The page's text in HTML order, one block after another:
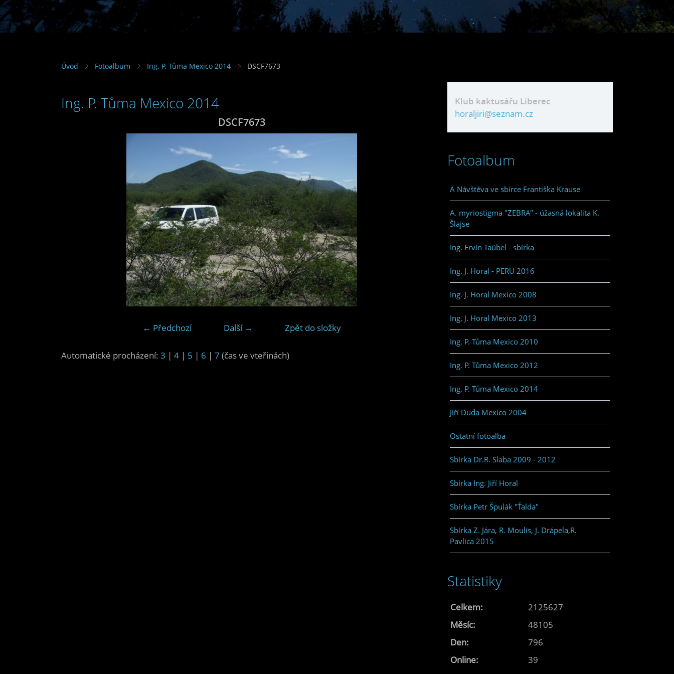
Úvod Fotoalbum Ing. P. Tůma Mexico 2014 DSCF7673
Ing. P. Tůma Mexico 2014
DSCF7673
← Předchozí Další → Zpět do složky
Automatické procházení: 3 | 4 | 5 | 6 | 7 (čas ve vteřinách)
Klub kaktusářu Liberec
horaljiri@seznam.cz
Fotoalbum
A Návštěva ve sbírce Františka Krause
A. myriostigma "ZEBRA" - úžasná lokalita K.
Šlajse
Ing. Ervín Taübel - sbírka
Ing. J. Horal - PERU 2016
Ing. J. Horal Mexico 2008
Ing. J. Horal Mexico 2013
Ing. P. Tůma Mexico 2010
Ing. P. Tůma Mexico 2012
Ing. P. Tůma Mexico 2014
Jiří Duda Mexico 2004
Ostatní fotoalba
Sbírka Dr.R. Slaba 2009 - 2012
Sbírka Ing. Jiří Horal
Sbírka Petr Špulák "Ťalda"
Sbírka Z. Jára, R. Moulis, J. Drápela,R.
Pavlica 2015
Statistiky
Online: 39
Celkem:
2125627
Měsíc:
48105
Den:
796